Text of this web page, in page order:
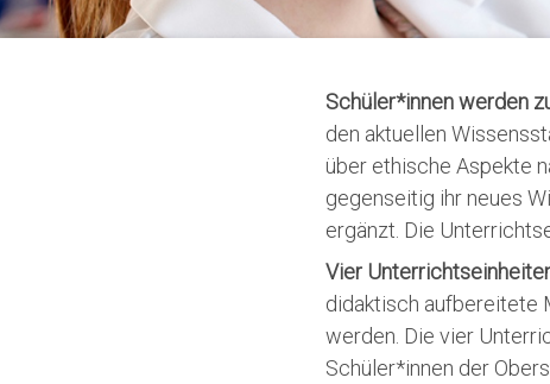
Schüler*innen werden
den aktuellen
über ethische Aspekte
gegenseitig ihr neues
ergänzt. Die
Vier
didaktisch aufbereitete
werden. Die vier
Schüler*innen der